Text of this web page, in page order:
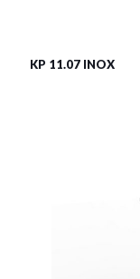
KP 11.07 INOX